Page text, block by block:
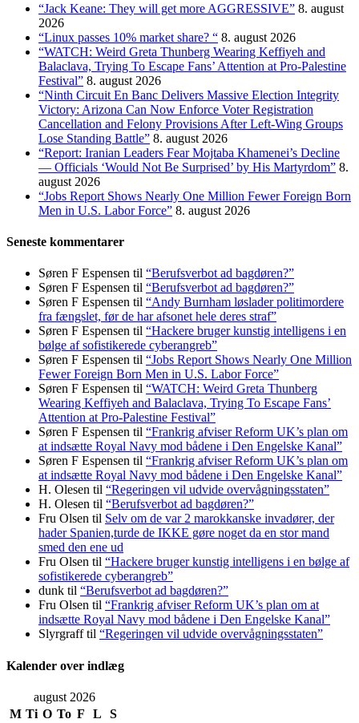
“Jack Keane: They will get more AGGRESSIVE” 8. august
2026
“Linux passes 10% market share? “ 8. august 2026
“WATCH: Weird Greta Thunberg Wearing Keffiyeh and
Balaclava, Trying To Escape Fans’ Attention at Pro-Palestine
Festival” 8. august 2026
“Ninth Circuit En Banc Delivers Massive Election Integrity
Victory: Arizona Can Now Enforce Voter Registration
Cancellation and Felony Provisions After Left-Wing Groups
Lose Standing Battle” 8. august 2026
“Report: Iranian Leaders Fear Mojtaba Khamenei’s Decline
— Officials ‘Would Not Be Surprised’ by His Martyrdom” 8.
august 2026
“Jobs Report Shows Nearly One Million Fewer Foreign Born
Men in U.S. Labor Force” 8. august 2026
Seneste kommentarer
Søren F Espensen til “Berufsverbot ad bagdøren?”
Søren F Espensen til “Berufsverbot ad bagdøren?”
Søren F Espensen til “Andy Burnham løslader politi­mordere
fra fængslet, før de har afsonet hele deres straf”
Søren F Espensen til “Hackere bruger kunstig intelligens i en
bølge af sofistikerede cyberangreb”
Søren F Espensen til “Jobs Report Shows Nearly One Million
Fewer Foreign Born Men in U.S. Labor Force”
Søren F Espensen til “WATCH: Weird Greta Thunberg
Wearing Keffiyeh and Balaclava, Trying To Escape Fans’
Attention at Pro-Palestine Festival”
Søren F Espensen til “Frankrig afviser Reform UK’s plan om
at indsætte Royal Navy mod bådene i Den Engelske Kanal”
Søren F Espensen til “Frankrig afviser Reform UK’s plan om
at indsætte Royal Navy mod bådene i Den Engelske Kanal”
H. Olesen til “Regeringen vil udvide overvågningsstaten”
H. Olesen til “Berufsverbot ad bagdøren?”
Fru Olsen til Selv om de var 2 marokkanske invadører, der
hader Spanien,turde de IKKE gøre noget da en stor mand
smed den ene ud
Fru Olsen til “Hackere bruger kunstig intelligens i en bølge af
sofistikerede cyberangreb”
dunk til “Berufsverbot ad bagdøren?”
Fru Olsen til “Frankrig afviser Reform UK’s plan om at
indsætte Royal Navy mod bådene i Den Engelske Kanal”
Slyrgrafftil “Regeringen vil udvide overvågningsstaten”
Kalender over indlæg
august 2026
M Ti O To F L
S